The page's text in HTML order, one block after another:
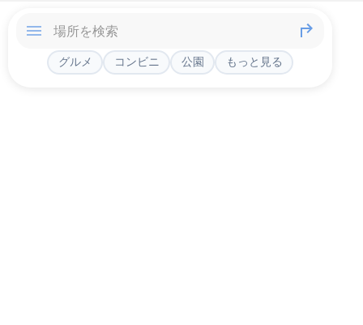
グルメ コンビニ 公園 もっと見る